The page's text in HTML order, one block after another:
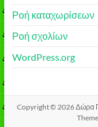
Ροή καταχωρίσεων
Ροή σχολίων
WordPress.org
Copyright © 2026Δώρα